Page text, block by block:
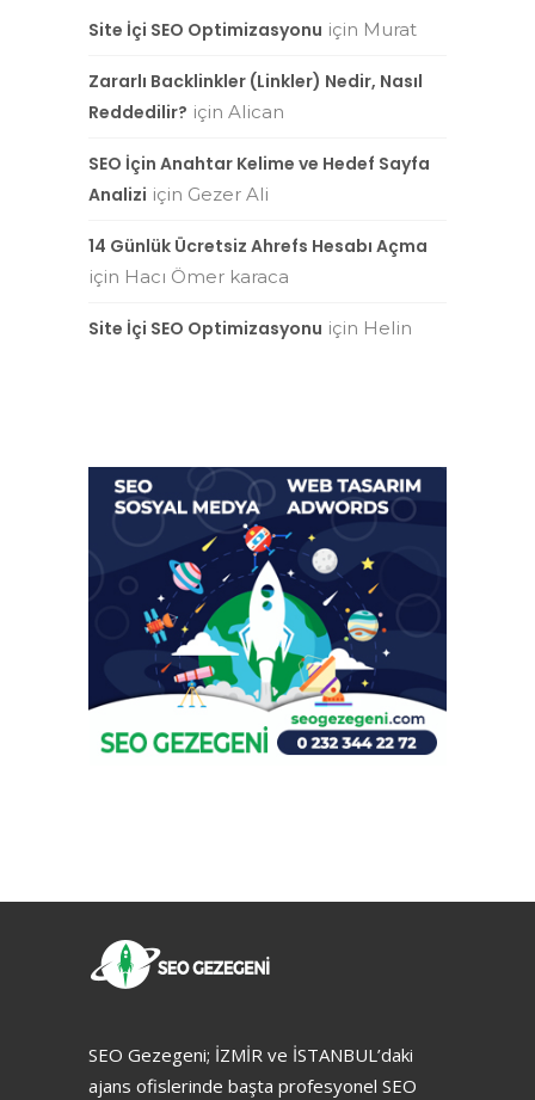
Site İçi SEO Optimizasyonu için Murat
Zararlı Backlinkler (Linkler) Nedir, Nasıl
Reddedilir? için Alican
SEO İçin Anahtar Kelime ve Hedef Sayfa
Analizi için Gezer Ali
14 Günlük Ücretsiz Ahrefs Hesabı Açma
için Hacı Ömer karaca
Site İçi SEO Optimizasyonu için Helin
SEO Gezegeni; İZMİR ve İSTANBUL’daki
ajans ofislerinde başta profesyonel SEO